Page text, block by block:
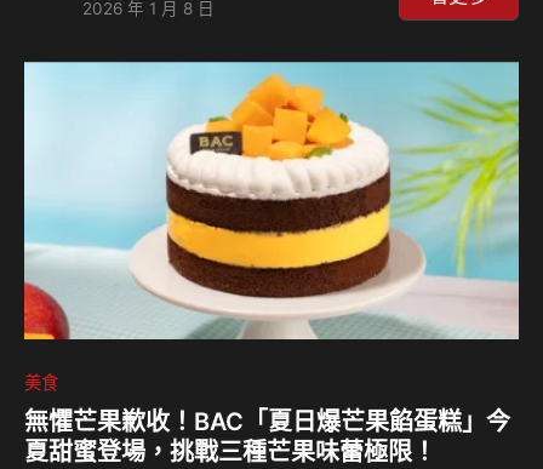
將自1月14日起同步改版，即日起開放訂位。 26年乾杯品牌再
平出莊司表示，當代年輕世代高度重視「TP（時間效率）」
與「CP（性價比）」，且在餐飲產業人力持續吃緊的環境
下，營運策略將服務重心由過往著重互動氛圍的加值設計，轉
向更高效的營運模式。透過導入平板點餐與流程精簡，將節
省…
2026 年 1 月 8 日
美食
無懼芒果歉收！BAC「夏日爆芒果餡蛋糕」今
夏甜蜜登場，挑戰三種芒果味蕾極限！